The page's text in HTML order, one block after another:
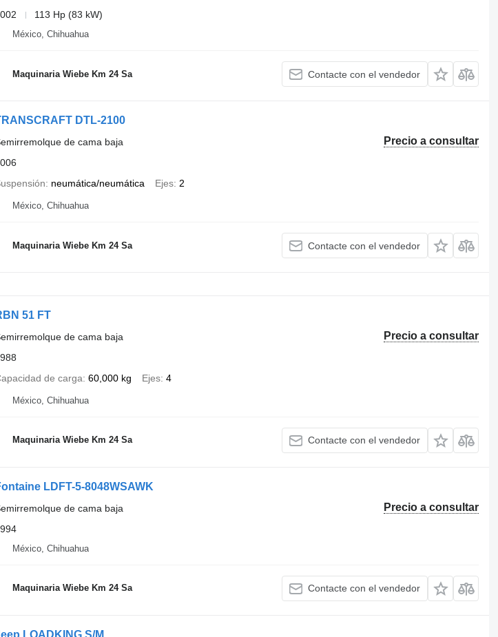
113 Hp (83 kW)
México, Chihuahua
Maquinaria Wiebe Km 24 Sa Contacte con el vendedor
DTL-2100
Precio a consultar
de cama baja
neumática/neumática Ejes 2
México, Chihuahua
Maquinaria Wiebe Km 24 Sa Contacte con el vendedor
51 FT
Precio a consultar
de cama baja
de carga 60,000 kg Ejes 4
México, Chihuahua
Maquinaria Wiebe Km 24 Sa Contacte con el vendedor
LDFT-5-8048WSAWK
Precio a consultar
de cama baja
México, Chihuahua
Maquinaria Wiebe Km 24 Sa Contacte con el vendedor
LOADKING S/M